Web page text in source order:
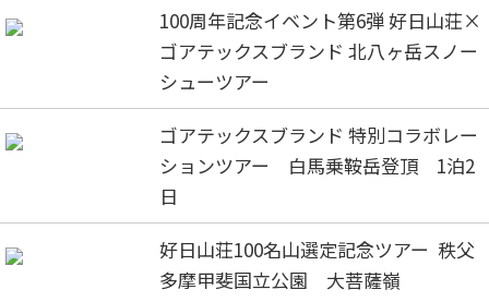
100周年記念イベント第6弾 好日山荘×
ゴアテックスブランド 北八ヶ岳スノー
シューツアー
ゴアテックスブランド 特別コラボレー
ションツアー 白馬乗鞍岳登頂 1泊2
日
好日山荘100名山選定記念ツアー 秩父
多摩甲斐国立公園 大菩薩嶺